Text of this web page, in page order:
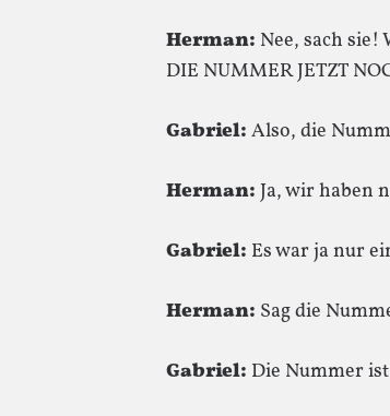
Herman: Nee, sach sie!
DIE NUMMER JETZT
Gabriel: Also, die
Herman: Ja, wir haben
Gabriel: Es war ja nur
Herman: Sag die
Gabriel: Die Nummer